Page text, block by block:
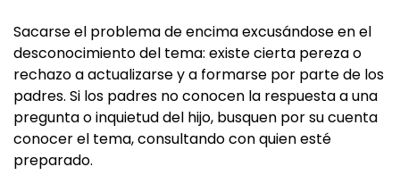
Sacarse el problema de encima excusándose en el
desconocimiento del tema: existe cierta pereza o
rechazo a actualizarse y a formarse por parte de los
padres. Si los padres no conocen la respuesta a una
pregunta o inquietud del hijo, busquen por su cuenta
conocer el tema, consultando con quien esté
preparado.